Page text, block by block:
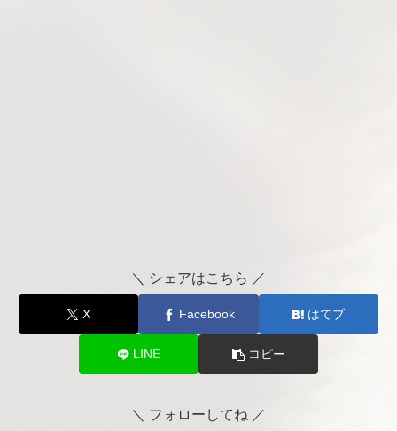
＼ シェアはこちら ／
X Facebook はてブ
LINE コピー
＼ フォローしてね ／